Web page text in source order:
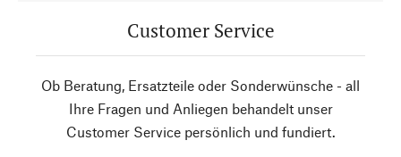
Customer Service
Ob Beratung, Ersatzteile oder Sonderwünsche - all
Ihre Fragen und Anliegen behandelt unser
Customer Service persönlich und fundiert.